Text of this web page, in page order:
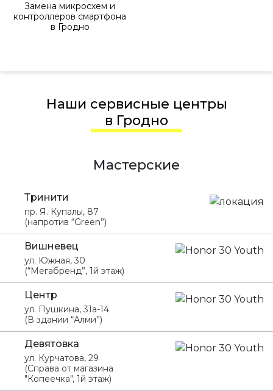
Замена микросхем и
контроллеров смартфона
в Гродно
Наши сервисные центры
в Гродно
Мастерские
Тринити
пр. Я. Купалы, 87
(напротив “Green”)
Вишневец
ул. Южная, 30
(“Мегабренд”, 1й этаж)
Центр
ул. Пушкина, 31а-14
(В здании “Алми”)
Девятовка
ул. Курчатова, 29
(Справа от магазина
"Копеечка", 1й этаж)